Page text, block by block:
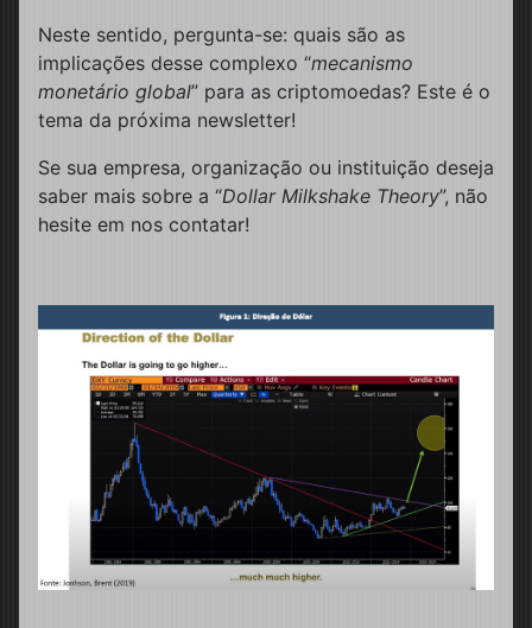
Neste sentido, pergunta-se: quais são as
implicações desse complexo “mecanismo
monetário global” para as criptomoedas? Este é o
tema da próxima newsletter!
Se sua empresa, organização ou instituição deseja
saber mais sobre a “Dollar Milkshake Theory”, não
hesite em nos contatar!